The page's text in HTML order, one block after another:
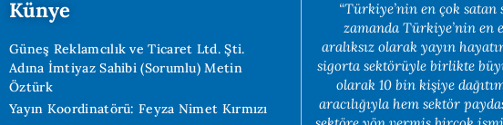
Künye
Güneş Reklamcılık ve Ticaret Ltd. Şti.
Adına İmtiyaz Sahibi (Sorumlu) Metin
Öztürk
Yayın Koordinatörü: Feyza Nimet Kırmızı
“Türkiye’nin en çok satan
zamanda Türkiye’nin en
aralıksız olarak yayın
sigorta sektörüyle birlikte
olarak 10 bin kişiye
aracılığıyla hem sektör